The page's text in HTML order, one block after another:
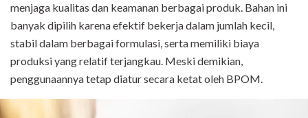
menjaga kualitas dan keamanan berbagai produk. Bahan ini
banyak dipilih karena efektif bekerja dalam jumlah kecil,
stabil dalam berbagai formulasi, serta memiliki biaya
produksi yang relatif terjangkau. Meski demikian,
penggunaannya tetap diatur secara ketat oleh BPOM.